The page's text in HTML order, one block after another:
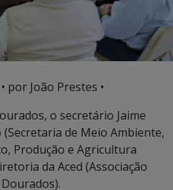
• por João Prestes •
o secretário Jaime
de Meio Ambiente,
Produção e Agricultura
da Aced (Associação